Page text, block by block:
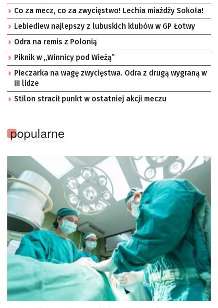
Co za mecz, co za zwycięstwo! Lechia miażdży Sokoła!
Lebiediew najlepszy z lubuskich klubów w GP Łotwy
Odra na remis z Polonią
Piknik w „Winnicy pod Wieżą”
Pieczarka na wagę zwycięstwa. Odra z drugą wygraną w
III lidze
Stilon stracił punkt w ostatniej akcji meczu
popularne